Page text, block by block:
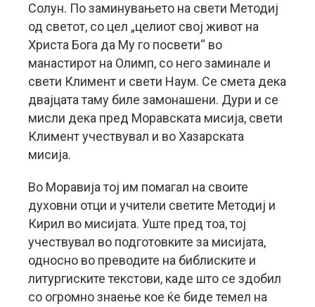
Солун. По заминувањето на свети Методиј
од светот, со цел „целиот свој живот на
Христа Бога да Му го посвети“ во
манастирот на Олимп, со него заминале и
свети Климент и свети Наум. Се смета дека
двајцата таму биле замонашени. Дури и се
мисли дека пред Моравската мисија, свети
Климент учествувал и во Хазарската
мисија.
Во Моравија тој им помагал на своите
духовни отци и учители светите Методиј и
Кирил во мисијата. Уште пред тоа, тој
учествувал во подготовките за мисијата,
односно во преводите на библиските и
литургиските текстови, каде што се здобил
со огромно знаење кое ќе биде темел на